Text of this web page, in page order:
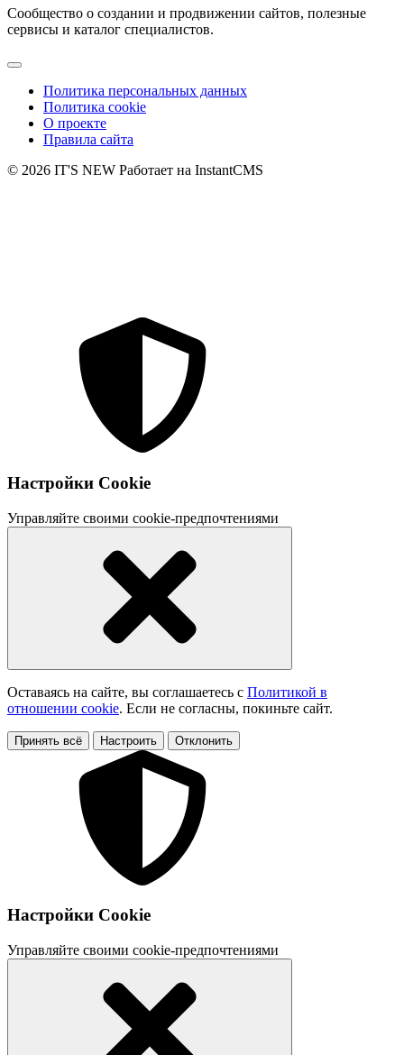
Сообщество о создании и продвижении сайтов, полезные
сервисы и каталог специалистов.
Политика персональных данных
Политика cookie
О проекте
Правила сайта
© 2026 IT'S NEW Работает на InstantCMS
Настройки Cookie
Управляйте своими cookie-предпочтениями
Оставаясь на сайте, вы соглашаетесь с Политикой в
отношении cookie. Если не согласны, покиньте сайт.
Принять всё Настроить Отклонить
Настройки Cookie
Управляйте своими cookie-предпочтениями